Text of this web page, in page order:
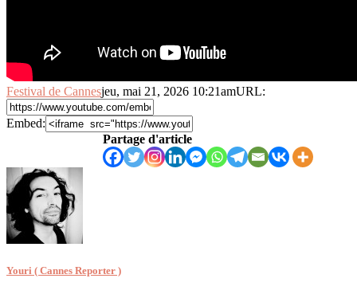
Festival de Cannesjeu, mai 21, 2026 10:21amURL:
Embed:
Partage d'article
Youri ( Cannes Reporter )